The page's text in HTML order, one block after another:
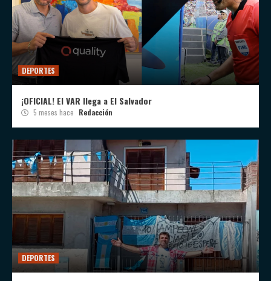
DEPORTES
¡OFICIAL! El VAR llega a El Salvador
5 meses hace Redacción
DEPORTES